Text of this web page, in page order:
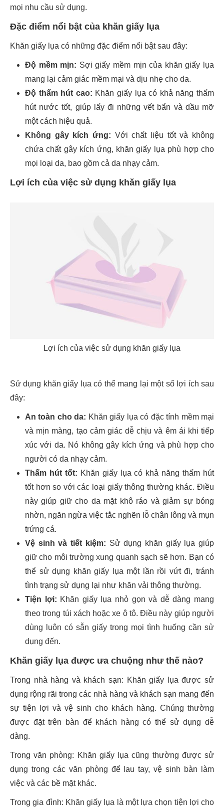
mọi nhu cầu sử dụng.
Đặc điểm nổi bật của khăn giấy lụa
Khăn giấy lụa có những đặc điểm nổi bật sau đây:
Độ mềm mịn: Sợi giấy mềm mịn của khăn giấy lụa
mang lại cảm giác mềm mại và dịu nhẹ cho da.
Độ thấm hút cao: Khăn giấy lụa có khả năng thấm
hút nước tốt, giúp lấy đi những vết bẩn và dầu mỡ
một cách hiệu quả.
Không gây kích ứng: Với chất liệu tốt và không
chứa chất gây kích ứng, khăn giấy lụa phù hợp cho
mọi loại da, bao gồm cả da nhạy cảm.
Lợi ích của việc sử dụng khăn giấy lụa
Lợi ích của việc sử dụng khăn giấy lụa
Sử dụng khăn giấy lụa có thể mang lại một số lợi ích sau
đây:
An toàn cho da: Khăn giấy lụa có đặc tính mềm mại
và mịn màng, tạo cảm giác dễ chịu và êm ái khi tiếp
xúc với da. Nó không gây kích ứng và phù hợp cho
người có da nhạy cảm.
Thấm hút tốt: Khăn giấy lụa có khả năng thấm hút
tốt hơn so với các loại giấy thông thường khác. Điều
này giúp giữ cho da mặt khô ráo và giảm sự bóng
nhờn, ngăn ngừa việc tắc nghẽn lỗ chân lông và mụn
trứng cá.
Vệ sinh và tiết kiệm: Sử dụng khăn giấy lụa giúp
giữ cho môi trường xung quanh sạch sẽ hơn. Bạn có
thể sử dụng khăn giấy lụa một lần rồi vứt đi, tránh
tình trạng sử dụng lại như khăn vải thông thường.
Tiện lợi: Khăn giấy lụa nhỏ gọn và dễ dàng mang
theo trong túi xách hoặc xe ô tô. Điều này giúp người
dùng luôn có sẵn giấy trong mọi tình huống cần sử
dụng đến.
Khăn giấy lụa được ưa chuộng như thế nào?
Trong nhà hàng và khách sạn: Khăn giấy lụa được sử
dụng rộng rãi trong các nhà hàng và khách sạn mang đến
sự tiện lợi và vệ sinh cho khách hàng. Chúng thường
được đặt trên bàn để khách hàng có thể sử dụng dễ
dàng.
Trong văn phòng: Khăn giấy lụa cũng thường được sử
dụng trong các văn phòng để lau tay, vệ sinh bàn làm
việc và các bề mặt khác.
Trong gia đình: Khăn giấy lụa là một lựa chọn tiện lợi cho